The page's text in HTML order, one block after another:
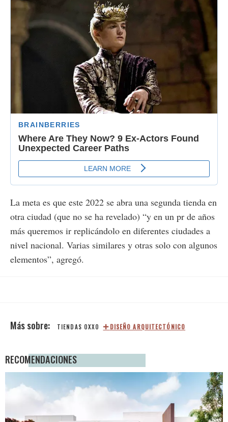
La meta es que este 2022 se abra una segunda tienda en
otra ciudad (que no se ha revelado) “y en un pr de años
más queremos ir replicándolo en diferentes ciudades a
nivel nacional. Varias similares y otras solo con algunos
elementos”, agregó.
TIENDAS OXXO DISEÑO ARQUITECTÓNICO
RECOMENDACIONES